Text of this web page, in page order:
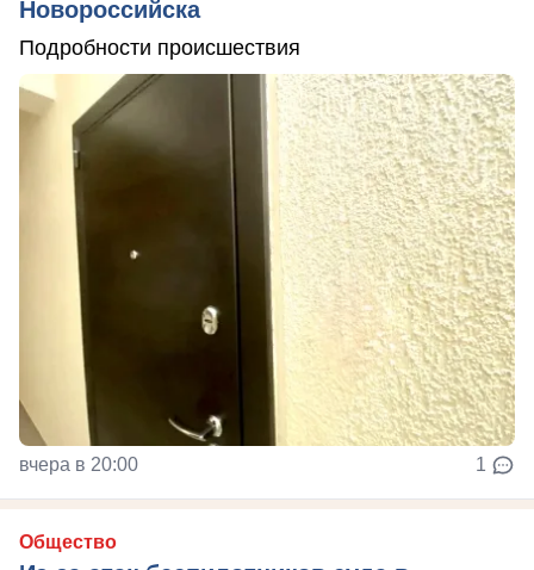
Новороссийска
Подробности происшествия
вчера в 20:00 1
Общество